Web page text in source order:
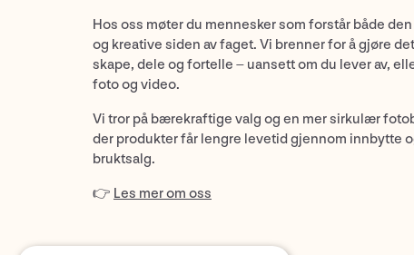
Hos oss møter du mennesker som forstår både
og kreative siden av faget. Vi brenner for å gjøre
skape, dele og fortelle – uansett om du lever av,
foto og video.
Vi tror på bærekraftige valg og en mer sirkulær
der produkter får lengre levetid gjennom innbytte
bruktsalg.
👉 Les mer om oss